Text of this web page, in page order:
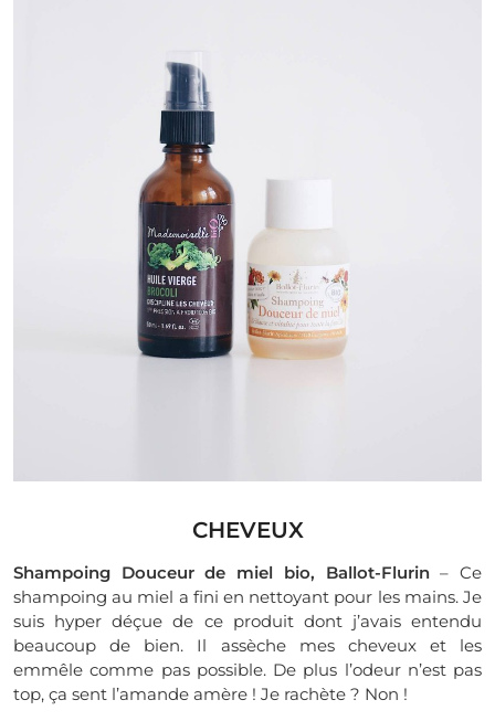
CHEVEUX
Shampoing Douceur de miel bio, Ballot-Flurin– Ce
shampoing au miel a fini en nettoyant pour les mains. Je
suis hyper déçue de ce produit dont j’avais entendu
beaucoup de bien. Il assèche mes cheveux et les
emmêle comme pas possible. De plus l’odeur n’est pas
top, ça sent l’amande amère ! Je rachète ? Non !